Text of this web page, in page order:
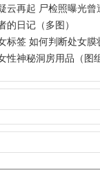
云再起 尸检照曝光曾
的日记（多图）
标签 如何判断处女膜
性神秘洞房用品（图